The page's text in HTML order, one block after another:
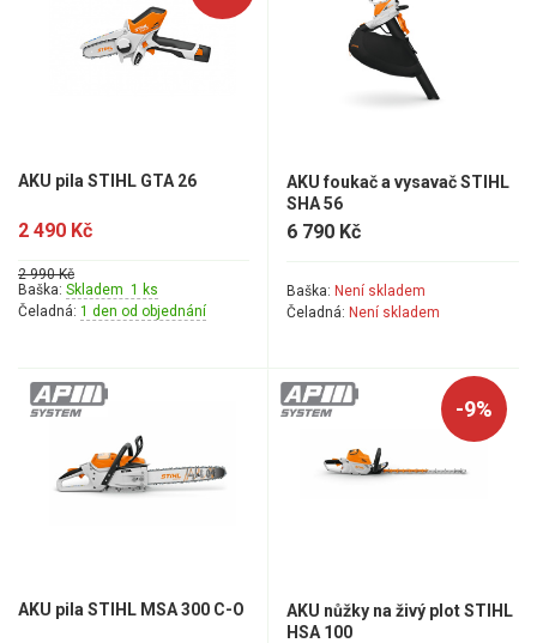
Benzínové křovinořezy a vyžínače
Aku křovinořezy a vyžínače
Benzínové pily
Aku pily
Jednoruční pily
AKU zahradní technika
Aku křovinořezy a vyžínače
AKU pila STIHL GTA 26
2 490 Kč
2 990 Kč
Baška: Skladem 1 ks
Čeladná: 1 den od objednání
AKU foukač a vysavač STIHL
SHA 56
6 790 Kč
Baška: Není skladem
Čeladná: Není skladem
AKU pila STIHL MSA 300 C-O
-9%
AKU nůžky na živý plot STIHL
HSA 100